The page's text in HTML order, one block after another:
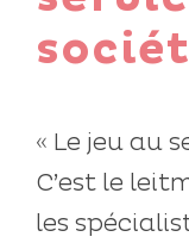
« Le jeu au
C’est le
les